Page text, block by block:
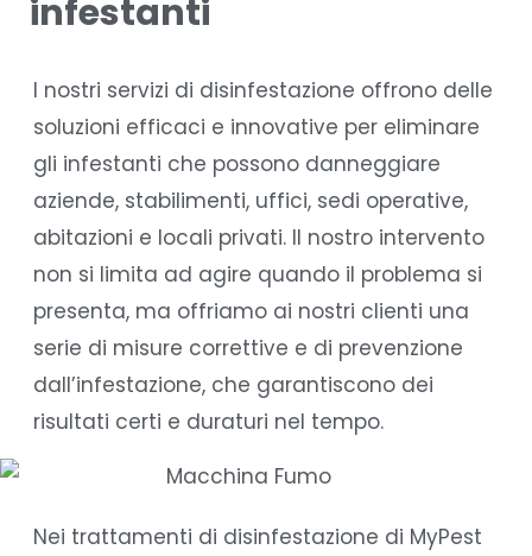
infestanti
I nostri servizi di disinfestazione offrono delle
soluzioni efficaci e innovative per eliminare
gli infestanti che possono danneggiare
aziende, stabilimenti, uffici, sedi operative,
abitazioni e locali privati. Il nostro intervento
non si limita ad agire quando il problema si
presenta, ma offriamo ai nostri clienti una
serie di misure correttive e di prevenzione
dall’infestazione, che garantiscono dei
risultati certi e duraturi nel tempo.
Nei trattamenti di disinfestazione di MyPest